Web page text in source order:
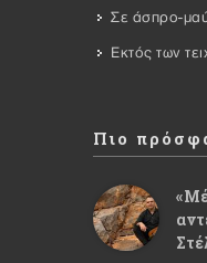
Σε άσπρο-
Εκτός των
Πιο